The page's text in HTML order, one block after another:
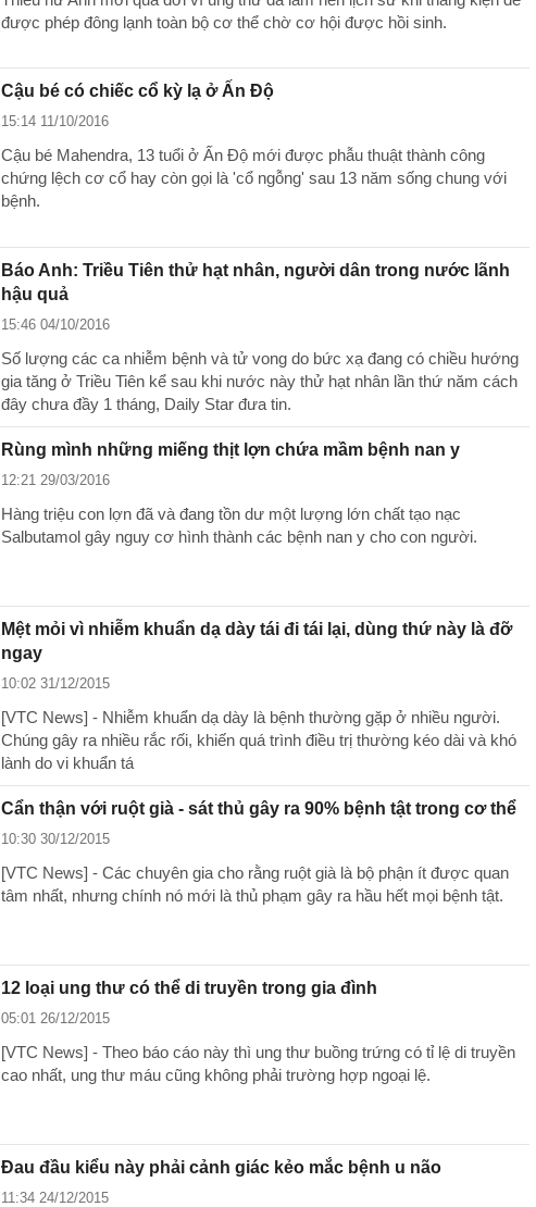
được phép đông lạnh toàn bộ cơ thể chờ cơ hội được hồi sinh.
Cậu bé có chiếc cổ kỳ lạ ở Ấn Độ
15:14 11/10/2016
Cậu bé Mahendra, 13 tuổi ở Ấn Độ mới được phẫu thuật thành công
chứng lệch cơ cổ hay còn gọi là 'cổ ngỗng' sau 13 năm sống chung với
bệnh.
Báo Anh: Triều Tiên thử hạt nhân, người dân trong nước lãnh
hậu quả
15:46 04/10/2016
Số lượng các ca nhiễm bệnh và tử vong do bức xạ đang có chiều hướng
gia tăng ở Triều Tiên kể sau khi nước này thử hạt nhân lần thứ năm cách
đây chưa đầy 1 tháng, Daily Star đưa tin.
Rùng mình những miếng thịt lợn chứa mầm bệnh nan y
12:21 29/03/2016
Hàng triệu con lợn đã và đang tồn dư một lượng lớn chất tạo nạc
Salbutamol gây nguy cơ hình thành các bệnh nan y cho con người.
Mệt mỏi vì nhiễm khuẩn dạ dày tái đi tái lại, dùng thứ này là đỡ
ngay
10:02 31/12/2015
[VTC News] - Nhiễm khuẩn dạ dày là bệnh thường gặp ở nhiều người.
Chúng gây ra nhiều rắc rối, khiến quá trình điều trị thường kéo dài và khó
lành do vi khuẩn tá
Cẩn thận với ruột già - sát thủ gây ra 90% bệnh tật trong cơ thể
10:30 30/12/2015
[VTC News] - Các chuyên gia cho rằng ruột già là bộ phận ít được quan
tâm nhất, nhưng chính nó mới là thủ phạm gây ra hầu hết mọi bệnh tật.
12 loại ung thư có thể di truyền trong gia đình
05:01 26/12/2015
[VTC News] - Theo báo cáo này thì ung thư buồng trứng có tỉ lệ di truyền
cao nhất, ung thư máu cũng không phải trường hợp ngoại lệ.
Đau đầu kiểu này phải cảnh giác kẻo mắc bệnh u não
11:34 24/12/2015